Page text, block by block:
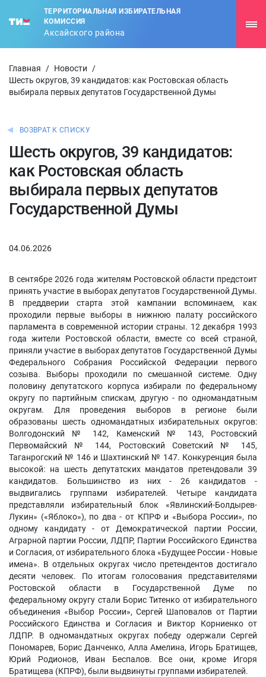
ТЕРРИТОРИАЛЬНАЯ ИЗБИРАТЕЛЬНАЯ
КОМИССИЯ
Аксайского района
Главная / Новости
/
Шесть округов, 39 кандидатов: как Ростовская область
выбирала первых депутатов Государственной Думы
ВОЗВРАТ К СПИСКУ
Шесть округов, 39 кандидатов:
как Ростовская область
выбирала первых депутатов
Государственной Думы
04.06.2026
В сентябре 2026 года жителям Ростовской области предстоит
принять участие в выборах депутатов Государственной Думы.
В преддверии старта этой кампании вспоминаем, как
проходили первые выборы в нижнюю палату российского
парламента в современной истории страны. 12 декабря 1993
года жители Ростовской области, вместе со всей страной,
приняли участие в выборах депутатов Государственной Думы
Федерального Собрания Российской Федерации первого
созыва. Выборы проходили по смешанной системе. Одну
половину депутатского корпуса избирали по федеральному
округу по партийным спискам, другую - по одномандатным
округам. Для проведения выборов в регионе были
образованы шесть одномандатных избирательных округов:
Волгодонский № 142, Каменский № 143, Ростовский
Первомайский № 144, Ростовский Советский № 145,
Таганрогский № 146 и Шахтинский № 147. Конкуренция была
высокой: на шесть депутатских мандатов претендовали 39
кандидатов. Большинство из них - 26 кандидатов -
выдвигались группами избирателей. Четыре кандидата
представляли избирательный блок «Явлинский-Болдырев-
Лукин» («Яблоко»), по два - от КПРФ и «Выбора России», по
одному кандидату - от Демократической партии России,
Аграрной партии России, ЛДПР, Партии Российского Единства
и Согласия, от избирательного блока «Будущее России - Новые
имена». В отдельных округах число претендентов достигало
десяти человек. По итогам голосования представителями
Ростовской области в Государственной Думе по
федеральному округу стали Борис Титенко от избирательного
объединения «Выбор России», Сергей Шаповалов от Партии
Российского Единства и Согласия и Виктор Корниенко от
ЛДПР. В одномандатных округах победу одержали Сергей
Пономарев, Борис Данченко, Алла Амелина, Игорь Братищев,
Юрий Родионов, Иван Беспалов. Все они, кроме Игоря
Братищева (КПРФ), были выдвинуты группами избирателей.